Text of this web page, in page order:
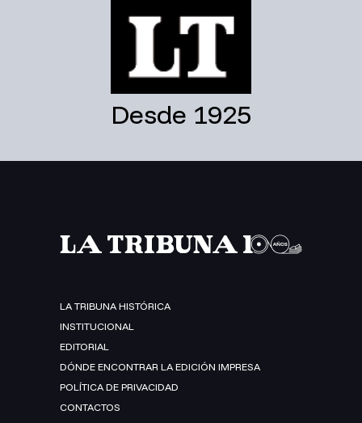
Desde 1925
LA TRIBUNA HISTÓRICA
INSTITUCIONAL
EDITORIAL
DÓNDE ENCONTRAR LA EDICIÓN IMPRESA
POLÍTICA DE PRIVACIDAD
CONTACTOS